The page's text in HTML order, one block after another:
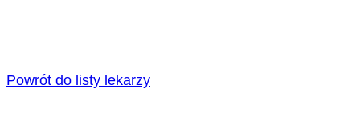
Powrót do listy lekarzy